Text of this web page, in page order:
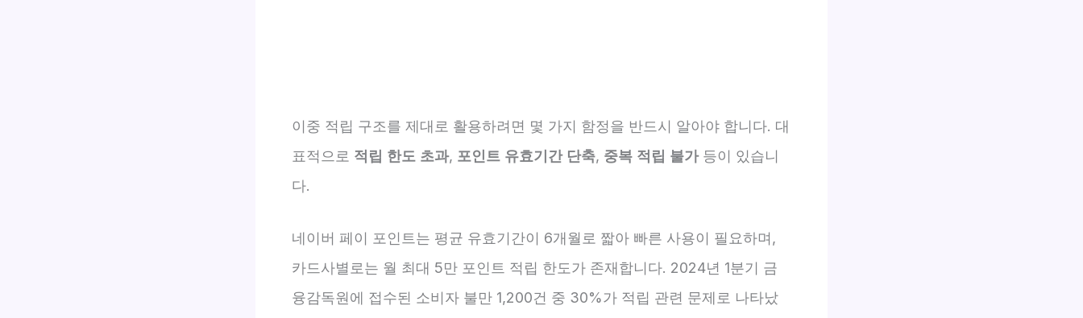
이중 적립 구조를 제대로 활용하려면 몇 가지 함정을 반드시 알아야 합니다. 대
표적으로 적립 한도 초과, 포인트 유효기간 단축, 중복 적립 불가등이 있습니
다.
네이버 페이 포인트는 평균 유효기간이 6개월로 짧아 빠른 사용이 필요하며,
카드사별로는 월 최대 5만 포인트 적립 한도가 존재합니다. 2024년 1분기 금
융감독원에 접수된 소비자 불만 1,200건 중 30%가 적립 관련 문제로 나타났